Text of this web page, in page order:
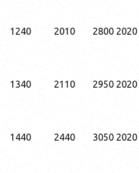
1240 2010 2800 2020
1340 2110 2950 2020
1440 2440 3050 2020